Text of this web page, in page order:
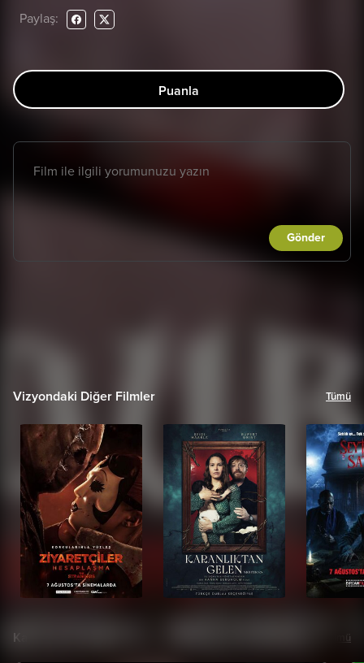
Paylaş:
Puanla
Gönder
Vizyondaki Diğer Filmler Tümü
Kampanyalar Tümü